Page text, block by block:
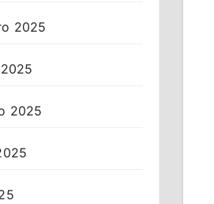
2025
2025